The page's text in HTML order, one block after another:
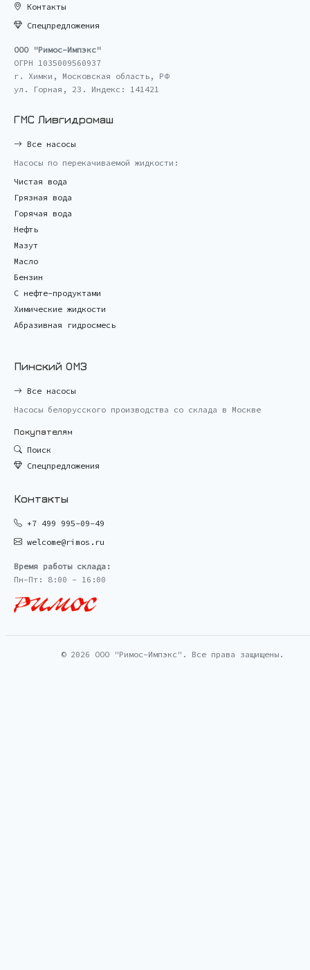
Контакты
Спецпредложения
ООО "Римос-Импэкс"
ОГРН 1035009560937
г. Химки, Московская область, РФ
ул. Горная, 23. Индекс: 141421
ГМС Ливгидромаш
Все насосы
Насосы по перекачиваемой жидкости:
Чистая вода
Грязная вода
Горячая вода
Нефть
Мазут
Масло
Бензин
С нефте-продуктами
Химические жидкости
Абразивная гидросмесь
Пинский ОМЗ
Все насосы
Насосы белорусского производства со склада в Москве
Покупателям
Поиск
Спецпредложения
Контакты
+7 499 995-09-49
welcome@rimos.ru
Время работы склада:
Пн-Пт: 8:00 - 16:00
© 2026 ООО "Римос-Импэкс". Все права защищены.